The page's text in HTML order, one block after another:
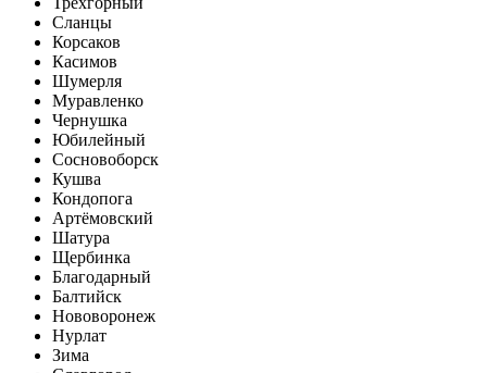
Сланцы
Корсаков
Касимов
Шумерля
Муравленко
Чернушка
Юбилейный
Сосновоборск
Кушва
Кондопога
Артёмовский
Шатура
Щербинка
Благодарный
Балтийск
Нововоронеж
Нурлат
Зима